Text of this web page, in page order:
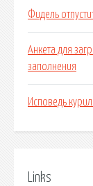
Фидель
Анкета для
заполнения
Исповедь
Links